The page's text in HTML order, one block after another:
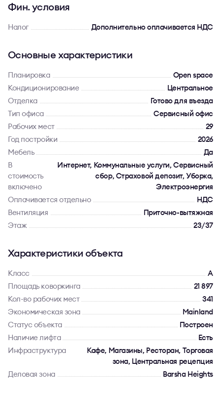
Фин. условия
Налог Дополнительно оплачивается НДС
Основные характеристики
Планировка
Open space
Кондиционирование
Центральное
Отделка
Готово для въезда
Тип офиса
Сервисный офис
Рабочих мест
29
Год постройки
2026
Мебель
Да
В
стоимость
включено
Интернет, Коммунальные услуги, Сервисный
сбор, Страховой депозит, Уборка,
Электроэнергия
Оплачивается отдельно
НДС
Вентиляция
Приточно-вытяжная
Этаж
23/37
Характеристики объекта
Класс
A
Площадь коворкинга
21 897
Кол-во рабочих мест
341
Экономическая зона
Mainland
Статус объекта
Построен
Наличие лифта
Есть
Инфраструктура
Кафе, Магазины, Ресторан, Торговая
зона, Центральная рецепция
Деловая зона
Barsha Heights